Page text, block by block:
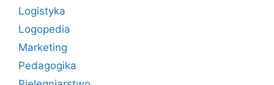
Logistyka
Logopedia
Marketing
Pedagogika